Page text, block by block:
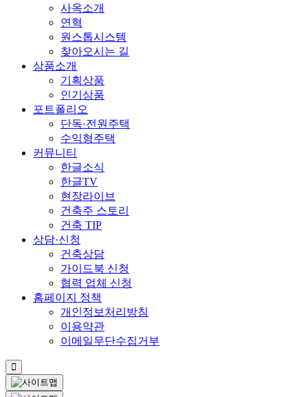
사옥소개
연혁
원스톱시스템
찾아오시는 길
상품소개
기획상품
인기상품
포트폴리오
단독·전원주택
수익형주택
커뮤니티
한글소식
한글TV
현장라이브
건축주 스토리
건축 TIP
상담·신청
건축상담
가이드북 신청
협력 업체 신청
홈페이지 정책
개인정보처리방침
이용약관
이메일무단수집거부